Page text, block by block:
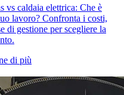
vs caldaia elettrica: Che è
lavoro? Confronta i costi,
di gestione per scegliere la
di più